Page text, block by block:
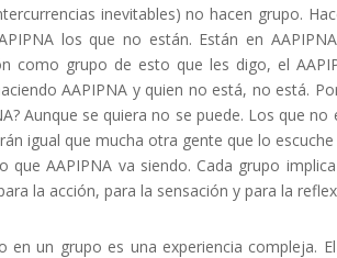
inevitables) no hacen grupo.
los que no están. Están en
como grupo de esto que les digo, el
AAPIPNA y quien no está, no está.
Aunque se quiera no se puede. Los que
igual que mucha otra gente que lo
que AAPIPNA va siendo. Cada grupo
la acción, para la sensación y para la
en un grupo es una experiencia compleja.